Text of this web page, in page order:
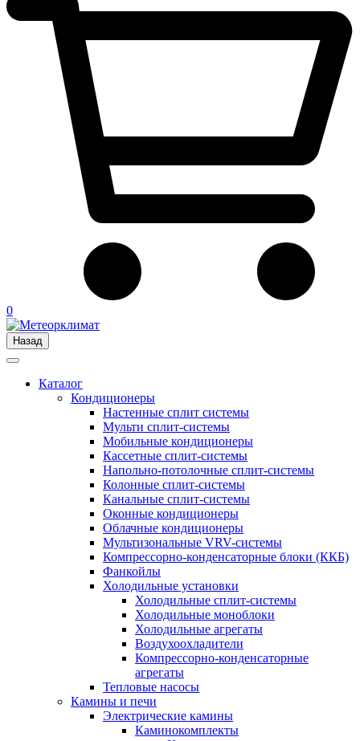
0
Назад
Каталог
Кондиционеры
Настенные сплит системы
Мульти сплит-системы
Мобильные кондиционеры
Кассетные сплит-системы
Напольно-потолочные сплит-системы
Колонные сплит-системы
Канальные сплит-системы
Оконные кондиционеры
Облачные кондиционеры
Мультизональные VRV-системы
Компрессорно-конденсаторные блоки (ККБ)
Фанкойлы
Холодильные установки
Холодильные сплит-системы
Холодильные моноблоки
Холодильные агрегаты
Воздухоохладители
Компрессорно-конденсаторные
агрегаты
Тепловые насосы
Камины и печи
Электрические камины
Каминокомплекты